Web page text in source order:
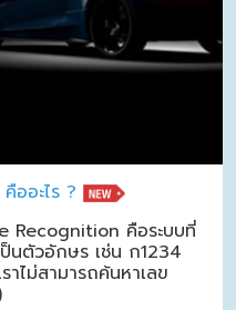
ออะไร ?
Recognition คือระบบที่
นตัวอักษร เช่น ก1234
าไม่สามารถค้นหาเลข